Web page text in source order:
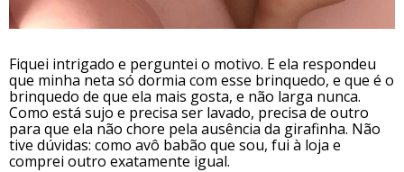
Fiquei intrigado e perguntei o motivo. E ela respondeu
que minha neta só dormia com esse brinquedo, e que é o
brinquedo de que ela mais gosta, e não larga nunca.
Como está sujo e precisa ser lavado, precisa de outro
para que ela não chore pela ausência da girafinha. Não
tive dúvidas: como avô babão que sou, fui à loja e
comprei outro exatamente igual.